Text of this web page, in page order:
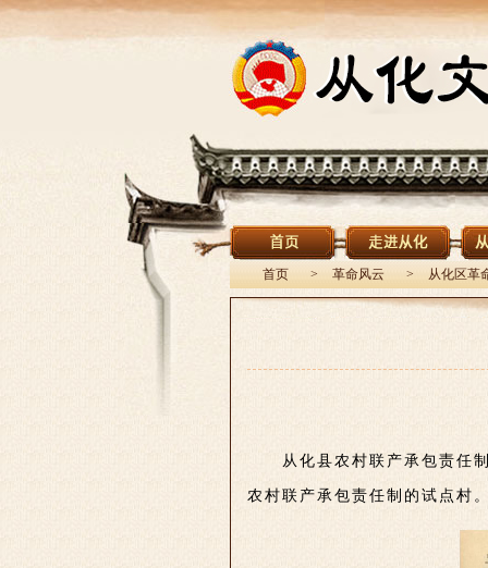
首页 > 革命风云 > 从化区革
从化县农村联产承包责任
农村联产承包责任制的试点村